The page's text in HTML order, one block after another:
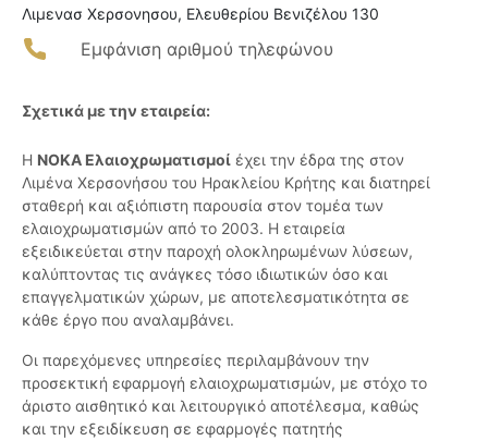
Λιμενασ Χερσονησου, Ελευθερίου Βενιζέλου 130
Εμφάνιση αριθμού τηλεφώνου
Σχετικά με την εταιρεία:
Η ΝΟΚΑ Ελαιοχρωματισμοί έχει την έδρα της στον
Λιμένα Χερσονήσου του Ηρακλείου Κρήτης και διατηρεί
σταθερή και αξιόπιστη παρουσία στον τομέα των
ελαιοχρωματισμών από το 2003. Η εταιρεία
εξειδικεύεται στην παροχή ολοκληρωμένων λύσεων,
καλύπτοντας τις ανάγκες τόσο ιδιωτικών όσο και
επαγγελματικών χώρων, με αποτελεσματικότητα σε
κάθε έργο που αναλαμβάνει.
Οι παρεχόμενες υπηρεσίες περιλαμβάνουν την
προσεκτική εφαρμογή ελαιοχρωματισμών, με στόχο το
άριστο αισθητικό και λειτουργικό αποτέλεσμα, καθώς
και την εξειδίκευση σε εφαρμογές πατητής